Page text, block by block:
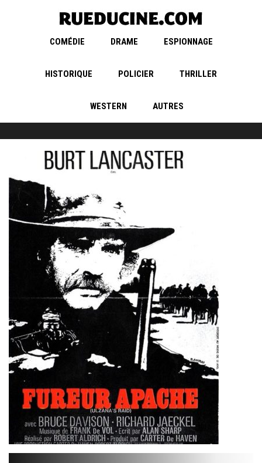
COMÉDIE DRAME ESPIONNAGE
HISTORIQUE POLICIER THRILLER
WESTERN AUTRES